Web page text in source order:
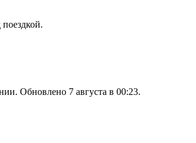
Обновлено 7 августа в 00:23.